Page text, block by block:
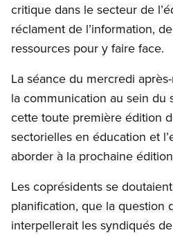
critique dans le secteur de
réclament de l’information,
ressources pour y faire face.
La séance du mercredi
la communication au sein du
cette toute première édition
sectorielles en éducation et
aborder à la prochaine
Les coprésidents se
planification, que la question
interpellerait les syndiqués